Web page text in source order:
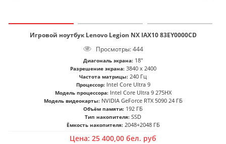
Игровой ноутбук Lenovo Legion NX IAX10 83EY0000CD
Просмотры: 444
Диагональ экрана: 18"
Разрешение экрана: 3840 x 2400
Частота матрицы: 240 Гц
Процессор: Intel Core Ultra 9
Модель процессора: Intel Core Ultra 9 275HX
Модель видеокарты: NVIDIA GeForce RTX 5090 24 ГБ
Объём памяти: 192 ГБ
Тип накопителя: SSD
Ёмкость накопителя: 2048+2048 ГБ
Цена: 25 400,00 бел. руб